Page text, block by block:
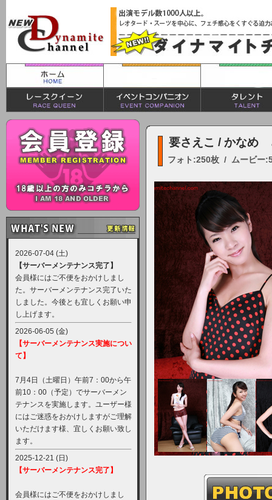
2026-07-04 (土)
【サーバーメンテナンス完了】
会員様にはご不便をおかけしまし
た。サーバーメンテナンス完了いた
しました。今後とも宜しくお願い申
し上げます。
2026-06-05 (金)
【サーバーメンテナンス実施につい
て】
7月4日（土曜日）午前7：00から午
前10：00（予定）でサーバーメン
テナンスを実施します。ユーザー様
にはご迷惑をおかけしますがご理解
いただけます様、宜しくお願い致し
ます。
2025-12-21 (日)
【サーバーメンテナンス完了】
会員様にはご不便をおかけしまし
要さえこ / かなめ
フォト:250枚 / ムービー